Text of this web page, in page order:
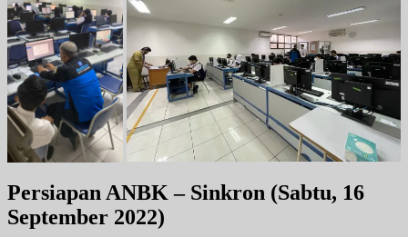
Persiapan ANBK – Sinkron (Sabtu, 16
September 2022)